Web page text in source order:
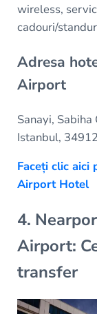
wireless,
cadouri/
Adresa
Airport
Sanayi,
Istanbul,
Faceți clic aici
Airport Hotel
4.
Airport:
transfer